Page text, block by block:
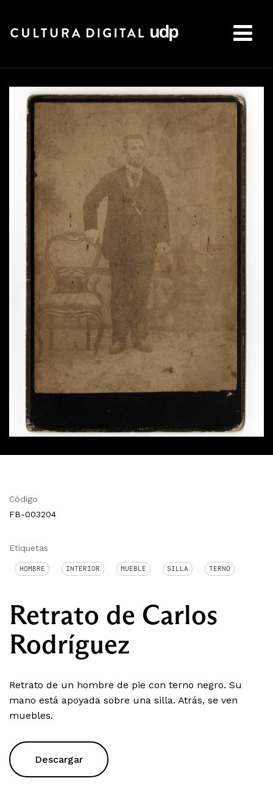
Código
FB-003204
Etiquetas
HOMBRE INTERIOR MUEBLE SILLA TERNO
Retrato de Carlos
Rodríguez
Retrato de un hombre de pie con terno negro. Su
mano está apoyada sobre una silla. Atrás, se ven
muebles.
Descargar